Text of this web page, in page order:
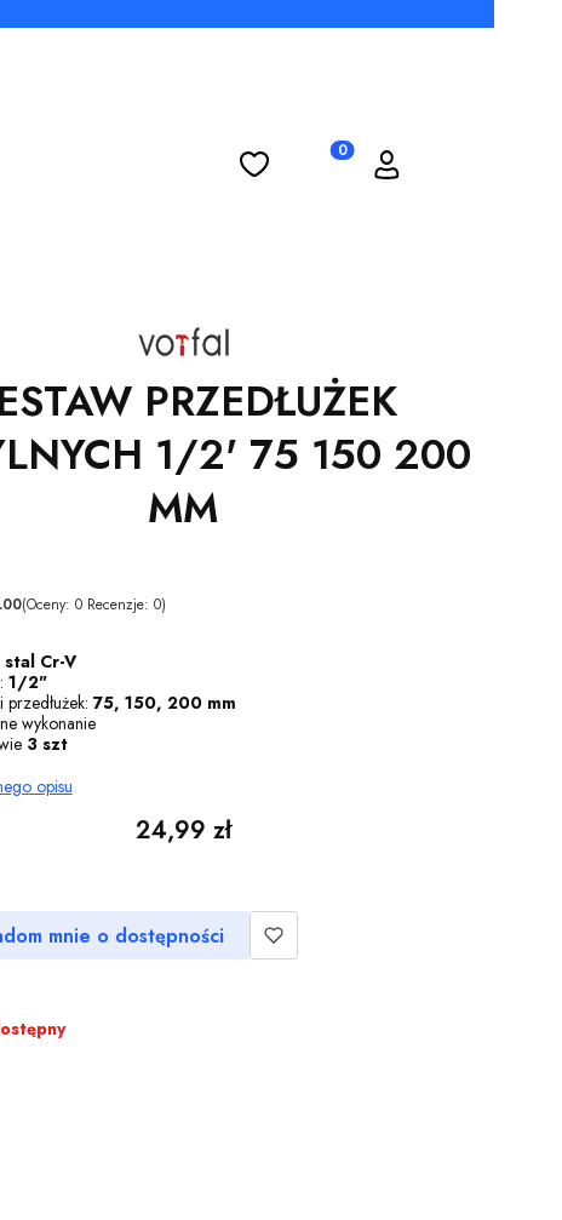
Ulubione Produkty w koszyku: 0.
Koszyk Zaloguj się
PRZEDŁUŻEK
1/2' 75 150 200
MM
(Oceny: 0 Recenzje: 0)
stal Cr-V
1/2"
przedłużek: 75, 150, 200 mm
wykonanie
3 szt
opisu
Cena
24,99 zł
mnie o dostępności